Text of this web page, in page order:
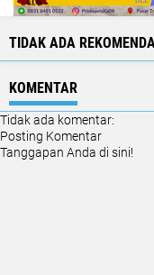
TIDAK ADA
KOMENTAR
Tidak ada komentar:
Posting Komentar
Tanggapan Anda di sini!